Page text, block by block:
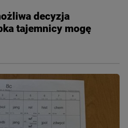
decyzja
tajemnicy mogę